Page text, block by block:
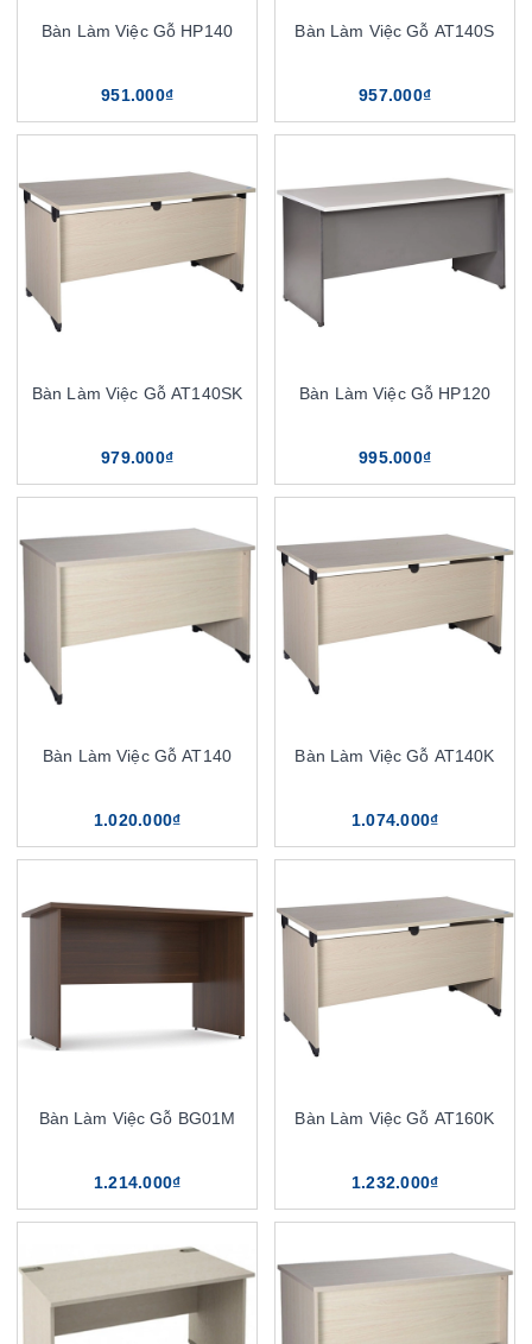
Bàn Làm Việc Gỗ HP140
951.000₫
Bàn Làm Việc Gỗ AT140S
957.000₫
Bàn Làm Việc Gỗ AT140SK
979.000₫
Bàn Làm Việc Gỗ HP120
995.000₫
Bàn Làm Việc Gỗ AT140
1.020.000₫
Bàn Làm Việc Gỗ AT140K
1.074.000₫
Bàn Làm Việc Gỗ BG01M
1.214.000₫
Bàn Làm Việc Gỗ AT160K
1.232.000₫